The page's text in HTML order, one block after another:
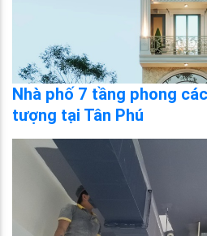
Nhà phố 7 tầng phong
tượng tại Tân Phú